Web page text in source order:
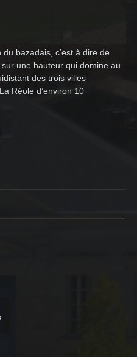
bazadais, c’est à dire de
une hauteur qui domine au
des trois villes
Réole d’environ 10